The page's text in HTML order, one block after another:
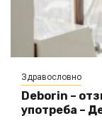
Здравословно
Deborin –
употреба –